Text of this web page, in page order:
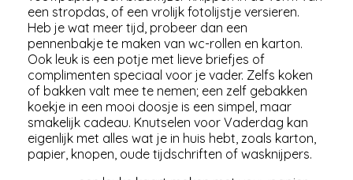
een stropdas, of een vrolijk fotolijstje versieren.
Heb je wat meer tijd, probeer dan een
pennenbakje te maken van wc-rollen en karton.
Ook leuk is een potje met lieve briefjes of
complimenten speciaal voor je vader. Zelfs koken
of bakken valt mee te nemen; een zelf gebakken
koekje in een mooi doosje is een simpel, maar
smakelijk cadeau. Knutselen voor Vaderdag kan
eigenlijk met alles wat je in huis hebt, zoals karton,
papier, knopen, oude tijdschriften of wasknijpers.